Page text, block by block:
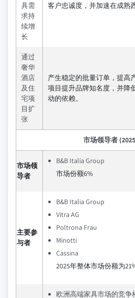
具需
求持
续增
长
客户忠诚度，并加速在成熟
通过
奢华
酒店
及住
宅项
目扩
张
产生稳定的批量订单，提高
项目提升品牌知名度，并降
动的依赖。
市场领导者
市场领
导者
B&B Italia Group
市场份额6%
主要参
与者
B&B Italia Group
Vitra AG
Poltrona Frau
Minotti
Cassina
2025年整体市场份额为
欧洲高端家具市场的竞争